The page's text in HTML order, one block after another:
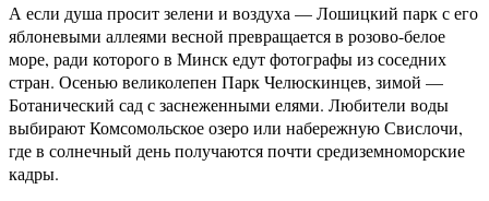
А если душа просит зелени и воздуха — Лошицкий парк с его
яблоневыми аллеями весной превращается в розово-белое
море, ради которого в Минск едут фотографы из соседних
стран. Осенью великолепен Парк Челюскинцев, зимой —
Ботанический сад с заснеженными елями. Любители воды
выбирают Комсомольское озеро или набережную Свислочи,
где в солнечный день получаются почти средиземноморские
кадры.